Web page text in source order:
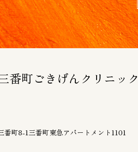
番町ごきげんクリニック
番町8-1 三番町東急アパートメント1101